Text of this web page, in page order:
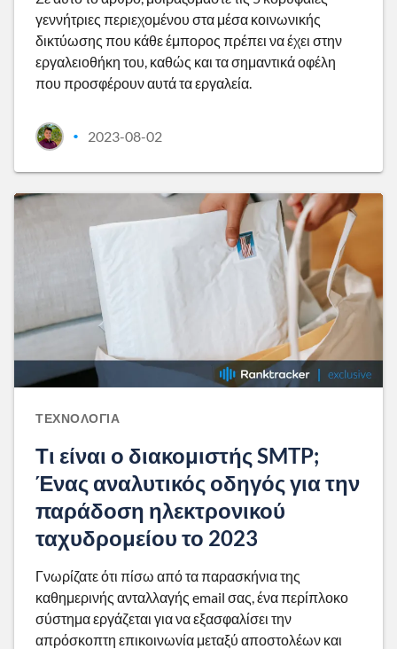
γεννήτριες περιεχομένου στα μέσα κοινωνικής
δικτύωσης που κάθε έμπορος πρέπει να έχει στην
εργαλειοθήκη του, καθώς και τα σημαντικά οφέλη
που προσφέρουν αυτά τα εργαλεία.
• 2023-08-02
ΤΕΧΝΟΛΟΓΊΑ
Τι είναι ο διακομιστής SMTP;
Ένας αναλυτικός οδηγός για την
παράδοση ηλεκτρονικού
ταχυδρομείου το 2023
Γνωρίζατε ότι πίσω από τα παρασκήνια της
καθημερινής ανταλλαγής email σας, ένα περίπλοκο
σύστημα εργάζεται για να εξασφαλίσει την
απρόσκοπτη επικοινωνία μεταξύ αποστολέων και